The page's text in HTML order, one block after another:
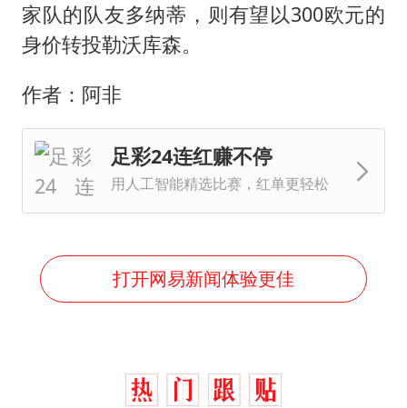
家队的队友多纳蒂，则有望以300欧元的
身价转投勒沃库森。
作者：阿非
足彩24连红赚不停
用人工智能精选比赛，红单更轻松
打开网易新闻体验更佳